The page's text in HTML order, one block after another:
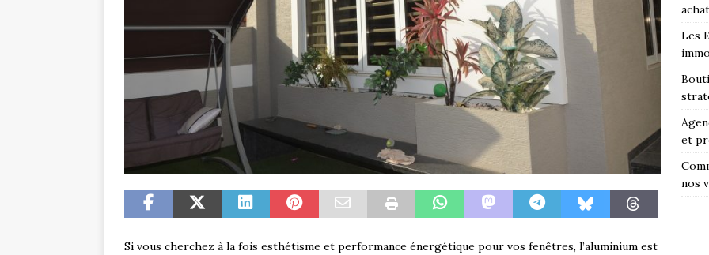
Si vous cherchez à la fois esthétisme et performance énergétique pour vos fenêtres, l’aluminium est
Les
et
nos